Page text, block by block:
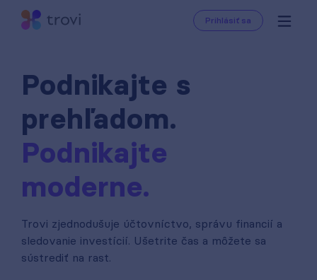
Prihlásiť sa
Podnikajte s
prehľadom.
Podnikajte
moderne.
Trovi zjednodušuje účtovníctvo, správu financií a
sledovanie investícií. Ušetrite čas a môžete sa
sústrediť na rast.